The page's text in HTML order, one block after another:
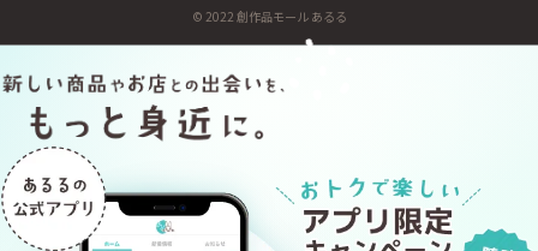
© 2022 創作品モール あるる